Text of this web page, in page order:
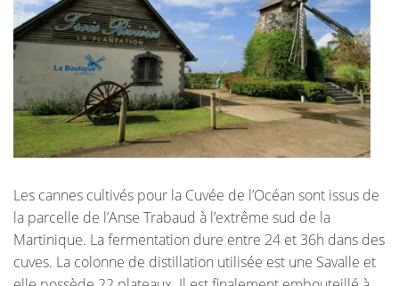
Les cannes cultivés pour la Cuvée de l’Océan sont issus de
la parcelle de l’Anse Trabaud à l’extrême sud de la
Martinique. La fermentation dure entre 24 et 36h dans des
cuves. La colonne de distillation utilisée est une Savalle et